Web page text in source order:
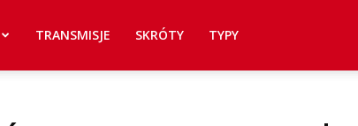
TRANSMISJE SKRÓTY TYPY